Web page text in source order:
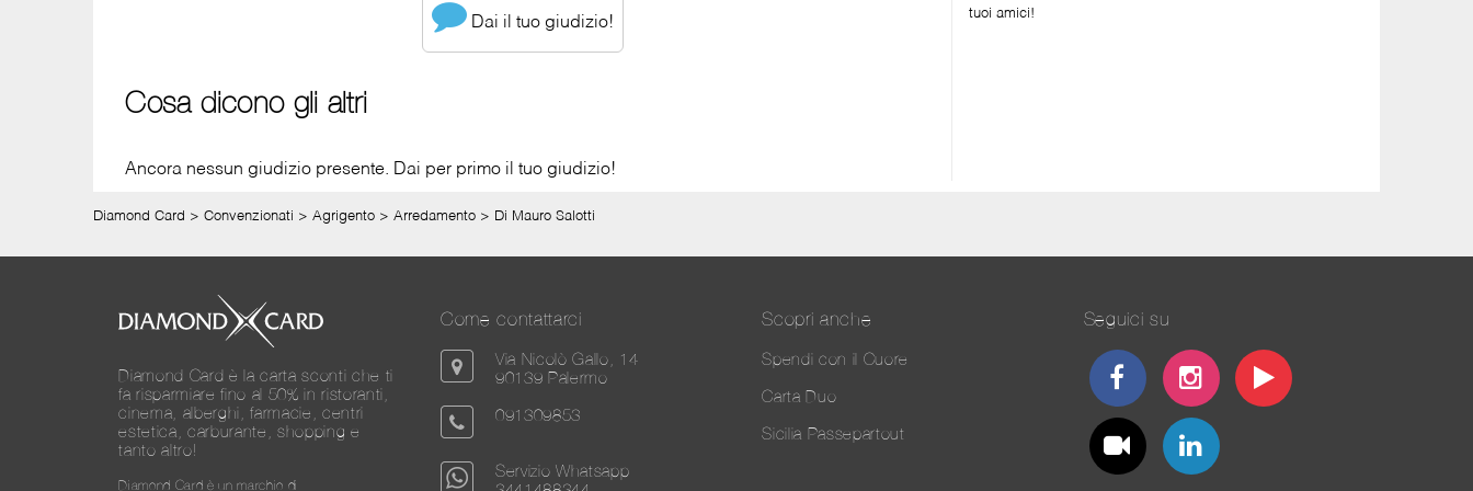
Dai il tuo giudizio!
Cosa dicono gli altri
Ancora nessun giudizio presente. Dai per primo il tuo giudizio!
tuoi amici!
Diamond Card > Convenzionati > Agrigento > Arredamento > Di Mauro Salotti
Diamond Card è la carta sconti che ti
fa risparmiare fino al 50% in ristoranti,
cinema, alberghi, farmacie, centri
estetica, carburante, shopping e
tanto altro!
Diamond Card è un marchio di
Come contattarci
Via Nicolò Gallo, 14
90139 Palermo
091309853
Servizio Whatsapp
Scopri anche
Spendi con il Cuore
Carta Duo
Sicilia Passepartout
Seguici su